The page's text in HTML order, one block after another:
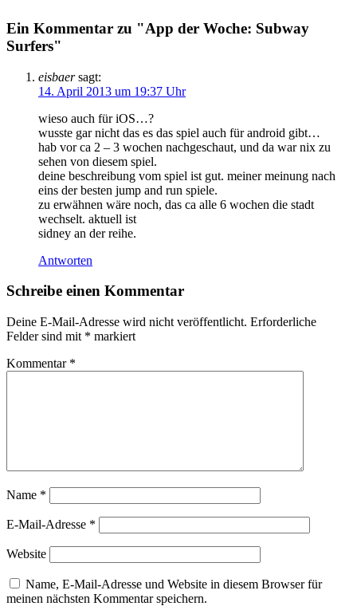
Ein Kommentar zu "App der Woche: Subway
Surfers"
eisbaer sagt:
14. April 2013 um 19:37 Uhr
wieso auch für iOS…?
wusste gar nicht das es das spiel auch für android gibt…
hab vor ca 2 – 3 wochen nachgeschaut, und da war nix zu
sehen von diesem spiel.
deine beschreibung vom spiel ist gut. meiner meinung nach
eins der besten jump and run spiele.
zu erwähnen wäre noch, das ca alle 6 wochen die stadt
wechselt. aktuell ist
sidney an der reihe.
Antworten
Schreibe einen Kommentar
Deine E-Mail-Adresse wird nicht veröffentlicht. Erforderliche
Felder sind mit * markiert
Kommentar *
Name *
E-Mail-Adresse *
Website
Name, E-Mail-Adresse und Website in diesem Browser für
meinen nächsten Kommentar speichern.